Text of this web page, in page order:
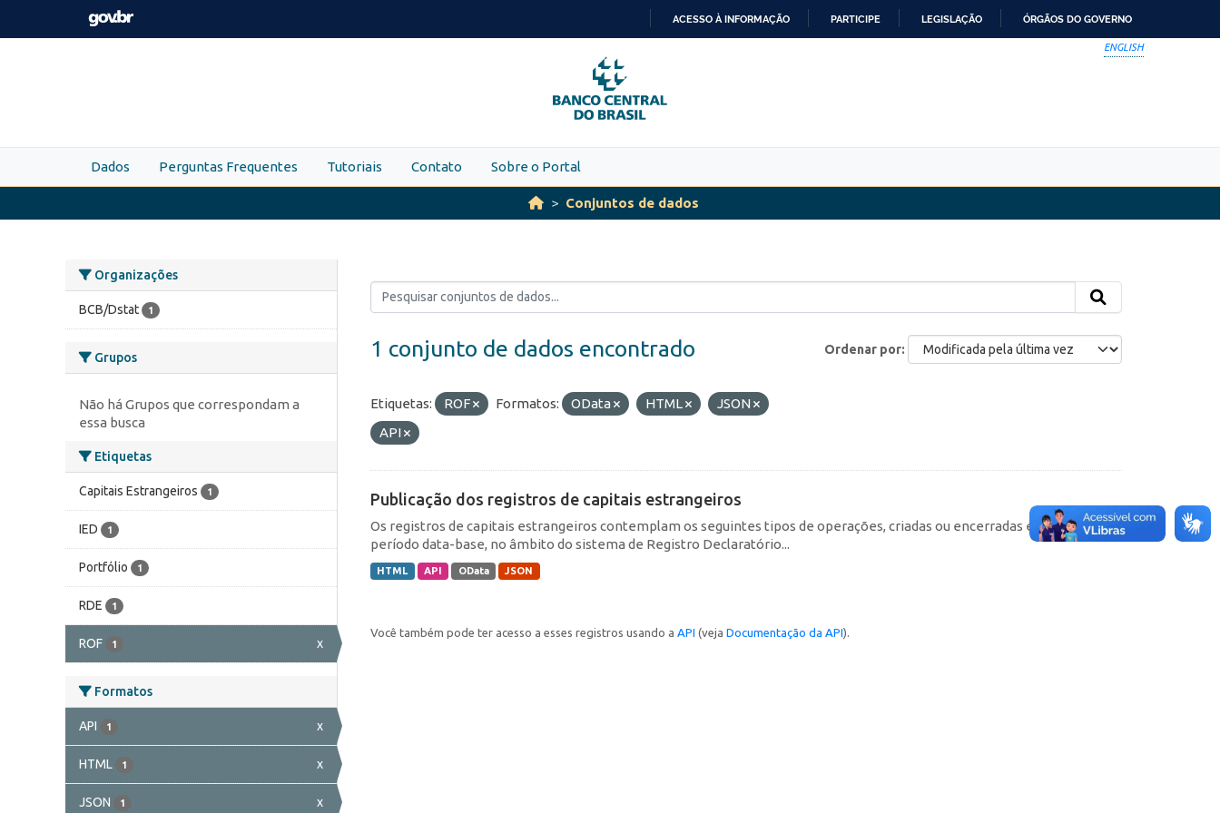
Skip to main content
PARA
O
CONTEÚDO
ACESSO À INFORMAÇÃO PARTICIPE LEGISLAÇÃO ÓRGÃOS DO GOVERNO
ENGLISH
Dados Perguntas Frequentes Tutoriais Contato Sobre o Portal
Conjuntos de dados
Organizações
BCB/Dstat 1
Grupos
Não há Grupos que correspondam a
essa busca
Etiquetas
Capitais Estrangeiros 1
IED 1
Portfólio 1
RDE 1
ROF 1 x
Formatos
API 1 x
HTML 1 x
JSON 1 x
Ordenar por
1 conjunto de dados encontrado
Etiquetas: ROF Formatos: OData HTML
JSON
API
Publicação dos registros de capitais estrangeiros
Os registros de capitais estrangeiros contemplam os seguintes tipos de operações, criadas ou encerradas em cada
período data-base, no âmbito do sistema de Registro Declaratório...
HTML API OData JSON
Você também pode ter acesso a esses registros usando a API (veja Documentação da API).